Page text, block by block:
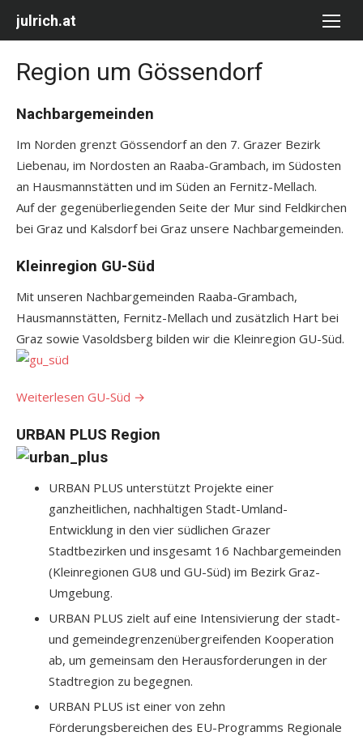
julrich.at
Region um Gössendorf
Nachbargemeinden
Im Norden grenzt Gössendorf an den 7. Grazer Bezirk
Liebenau, im Nordosten an Raaba-Grambach, im Südosten
an Hausmannstätten und im Süden an Fernitz-Mellach.
Auf der gegenüberliegenden Seite der Mur sind Feldkirchen
bei Graz und Kalsdorf bei Graz unsere Nachbargemeinden.
Kleinregion GU-Süd
Mit unseren Nachbargemeinden Raaba-Grambach,
Hausmannstätten, Fernitz-Mellach und zusätzlich Hart bei
Graz sowie Vasoldsberg bilden wir die Kleinregion GU-Süd.
Weiterlesen GU-Süd →
URBAN PLUS Region
URBAN PLUS unterstützt Projekte einer
ganzheitlichen, nachhaltigen Stadt-Umland-
Entwicklung in den vier südlichen Grazer
Stadtbezirken und insgesamt 16 Nachbargemeinden
(Kleinregionen GU8 und GU-Süd) im Bezirk Graz-
Umgebung.
URBAN PLUS zielt auf eine Intensivierung der stadt-
und gemeindegrenzenübergreifenden Kooperation
ab, um gemeinsam den Herausforderungen in der
Stadtregion zu begegnen.
URBAN PLUS ist einer von zehn
Förderungsbereichen des EU-Programms Regionale